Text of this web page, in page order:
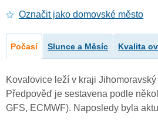
Označit jako domovské město
Počasí Slunce a Měsíc Kvalita
Kovalovice leží v kraji Jihomoravský
Předpověď je sestavena podle
GFS, ECMWF). Naposledy byla